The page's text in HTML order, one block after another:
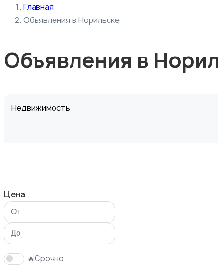
Главная
Объявления в Норильске
Объявления в
Недвижимость
Цена
🔥Срочно